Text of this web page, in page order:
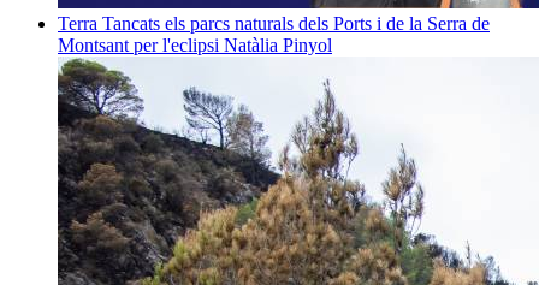
Terra Tancats els parcs naturals dels Ports i de la Serra de
Montsant per l'eclipsi Natàlia Pinyol